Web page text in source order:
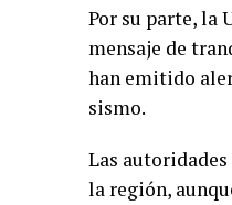
Por su parte, la
mensaje de
han emitido
sismo.
Las
la región,